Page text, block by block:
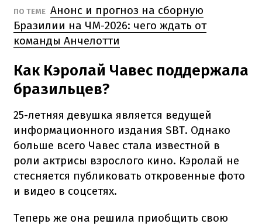
ПО ТЕМЕ Анонс и прогноз на сборную
Бразилии на ЧМ-2026: чего ждать от
команды Анчелотти
Как Кэролай Чавес поддержала
бразильцев?
25-летняя девушка является ведущей
информационного издания SBT. Однако
больше всего Чавес стала известной в
роли актрисы взрослого кино. Кэролай не
стесняется публиковать откровенные фото
и видео в соцсетях.
Теперь же она решила приобщить свою